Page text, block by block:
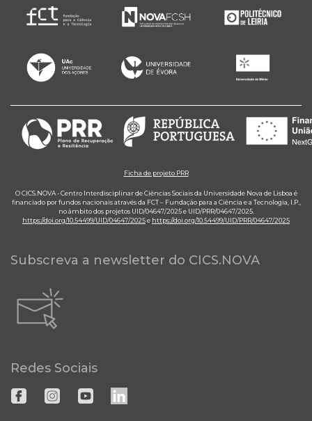
Ficha de projeto PRR
O CICS.NOVA - Centro Interdisciplinar de Ciências Sociais da Universidade Nova de Lisboa é
financiado por fundos nacionais através da FCT – Fundação para a Ciência e a Tecnologia, I.P.,
no âmbito dos projetos UID/04647/2025 e UID/PRR/04647/2025.
https://doi.org/10.54499/UID/04647/2025e https://doi.org/10.54499/UID/PRR/04647/2025
Subscreva a newsletter do CICS.NOVA
Redes Sociais